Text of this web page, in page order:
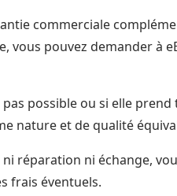
commerciale
vous pouvez demander à
pas possible ou si elle
nature et de qualité
ni réparation ni échange,
frais éventuels.